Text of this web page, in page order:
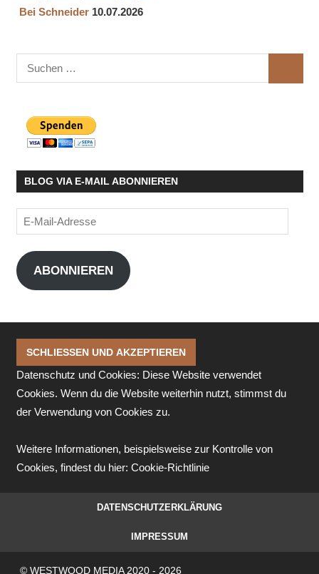
Bei Schneider 10.07.2026
Suchen
nach:
BLOG VIA E-MAIL ABONNIEREN
E-
Mail-
Adresse
ABONNIEREN
Datenschutz und Cookies: Diese Website verwendet
Cookies. Wenn du die Website weiterhin nutzt, stimmst du
der Verwendung von Cookies zu.
Weitere Informationen, beispielsweise zur Kontrolle von
Cookies, findest du hier: Cookie-Richtlinie
DATENSCHUTZERKLÄRUNG
IMPRESSUM
© WESTWOOD MEDIA 2020 - 2026